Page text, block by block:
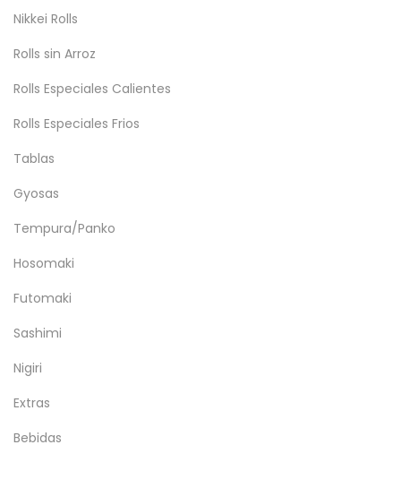
Nikkei Rolls
Rolls sin Arroz
Rolls Especiales Calientes
Rolls Especiales Frios
Tablas
Gyosas
Tempura/Panko
Hosomaki
Futomaki
Sashimi
Nigiri
Extras
Bebidas